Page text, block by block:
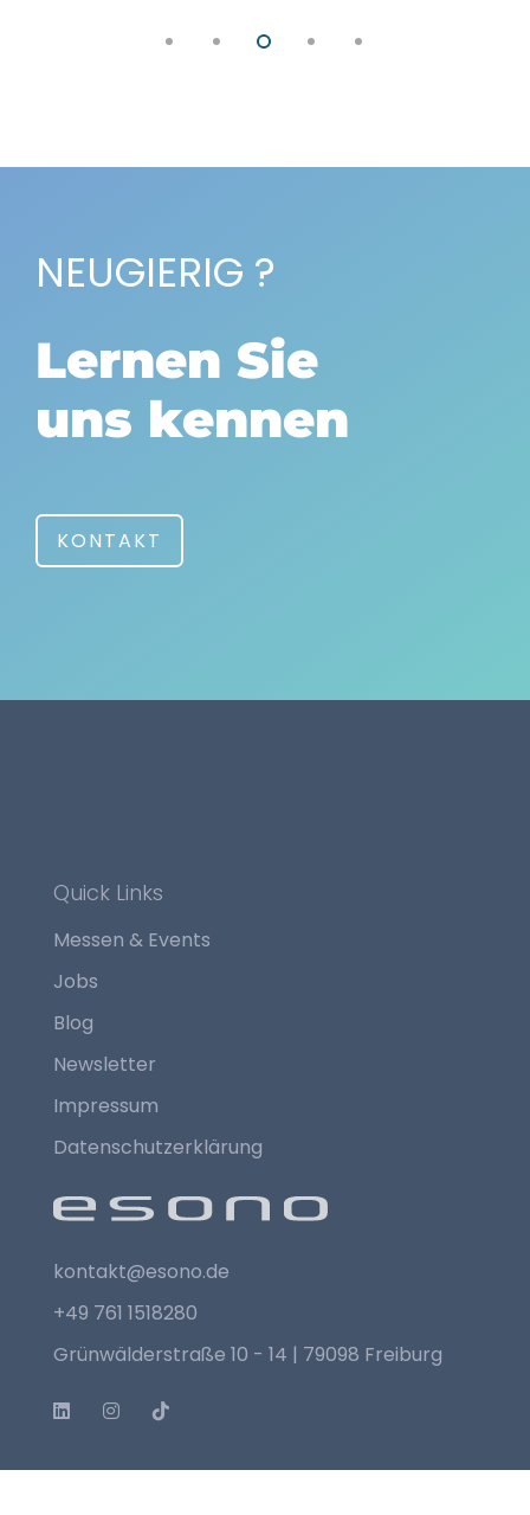
NEUGIERIG ?
Lernen Sie
uns kennen
KONTAKT
Quick Links
Messen & Events
Jobs
Blog
Newsletter
Impressum
Datenschutzerklärung
kontakt@esono.de
+49 761 1518280
Grünwälderstraße 10 - 14 | 79098 Freiburg